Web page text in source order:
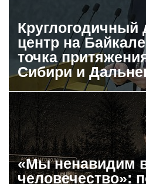
Круглогодичный
центр на
точка
Сибири и
«Мы ненавидим
человечество»: